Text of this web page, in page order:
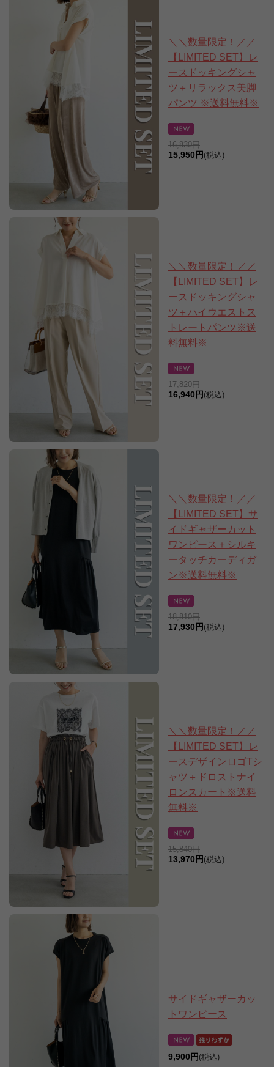
＼＼数量限定！／／
【LIMITED SET】レ
ースドッキングシャ
ツ＋リラックス美脚
パンツ ※送料無料※
16,830円
15,950円 (税込)
＼＼数量限定！／／
【LIMITED SET】レ
ースドッキングシャ
ツ＋ハイウエストス
トレートパンツ※送
料無料※
17,820円
16,940円 (税込)
＼＼数量限定！／／
【LIMITED SET】サ
イドギャザーカット
ワンピース＋シルキ
ータッチカーディガ
ン※送料無料※
18,810円
17,930円 (税込)
＼＼数量限定！／／
【LIMITED SET】レ
ースデザインロゴTシ
ャツ＋ドロストナイ
ロンスカート※送料
無料※
15,840円
13,970円 (税込)
サイドギャザーカッ
トワンピース
9,900円 (税込)